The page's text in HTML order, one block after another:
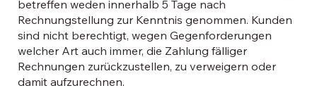
betreffen weden innerhalb 5 Tage nach
Rechnungstellung zur Kenntnis genommen. Kunden
sind nicht berechtigt, wegen Gegenforderungen
welcher Art auch immer, die Zahlung fälliger
Rechnungen zurückzustellen, zu verweigern oder
damit aufzurechnen.